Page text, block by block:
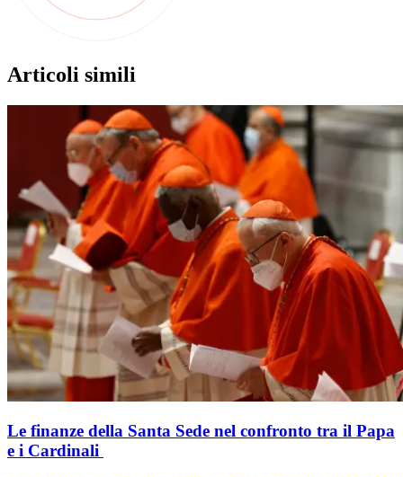
Articoli simili
Le finanze della Santa Sede nel confronto tra il Papa
e i Cardinali